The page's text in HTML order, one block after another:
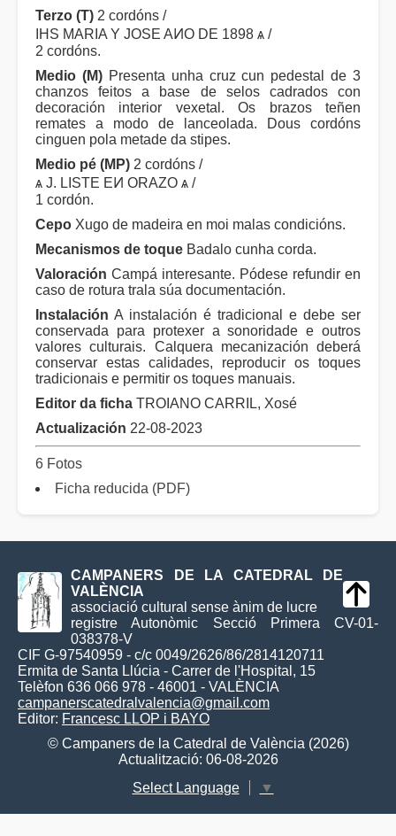
Terzo (T) 2 cordóns /
IHS MARIA Y JOSE AͶO DE 1898 ѧ /
2 cordóns.
Medio (M)Presenta unha cruz cun pedestal de 3
chanzos feitos a base de selos cadrados con
decoración interior vexetal. Os brazos teñen
remates a modo de lanceolada. Dous cordóns
cinguen pola metade da stipes.
Medio pé (MP) 2 cordóns /
ѧ J. LISTE EͶ ORAZO ѧ /
1 cordón.
Cepo Xugo de madeira en moi malas condicións.
Mecanismos de toque Badalo cunha corda.
Valoración Campá interesante. Pódese refundir en
caso de rotura trala súa documentación.
Instalación A instalación é tradicional e debe ser
conservada para protexer a sonoridade e outros
valores culturais. Calquera mecanización deberá
conservar estas calidades, reproducir os toques
tradicionais e permitir os toques manuais.
Editor da ficha TROIANO CARRIL, Xosé
Actualización 22-08-2023
6 Fotos
Ficha reducida (PDF)
CAMPANERS DE LA CATEDRAL DE
VALÈNCIA
associació cultural sense ànim de lucre
registre Autonòmic Secció Primera CV-01-
038378-V
CIF G-97540959 - c/c 0049/2626/86/2814120711
Ermita de Santa Llúcia - Carrer de l'Hospital, 15
Telèfon 636 066 978 - 46001 - VALÈNCIA
campanerscatedralvalencia@gmail.com
Editor: Francesc LLOP i BAYO
© Campaners de la Catedral de València (2026)
Actualització: 06-08-2026
Select Language
▼